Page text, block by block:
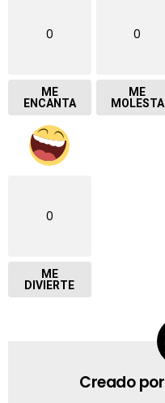
0
ME
ENCANTA
0
ME
MOLESTA
0
ME
DIVIERTE
Creado por